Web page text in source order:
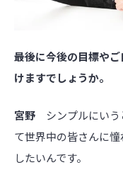
――最後に今後の目標や
けますでしょうか。
宮野 シンプルにい
て世界中の皆さんに
したいんです。